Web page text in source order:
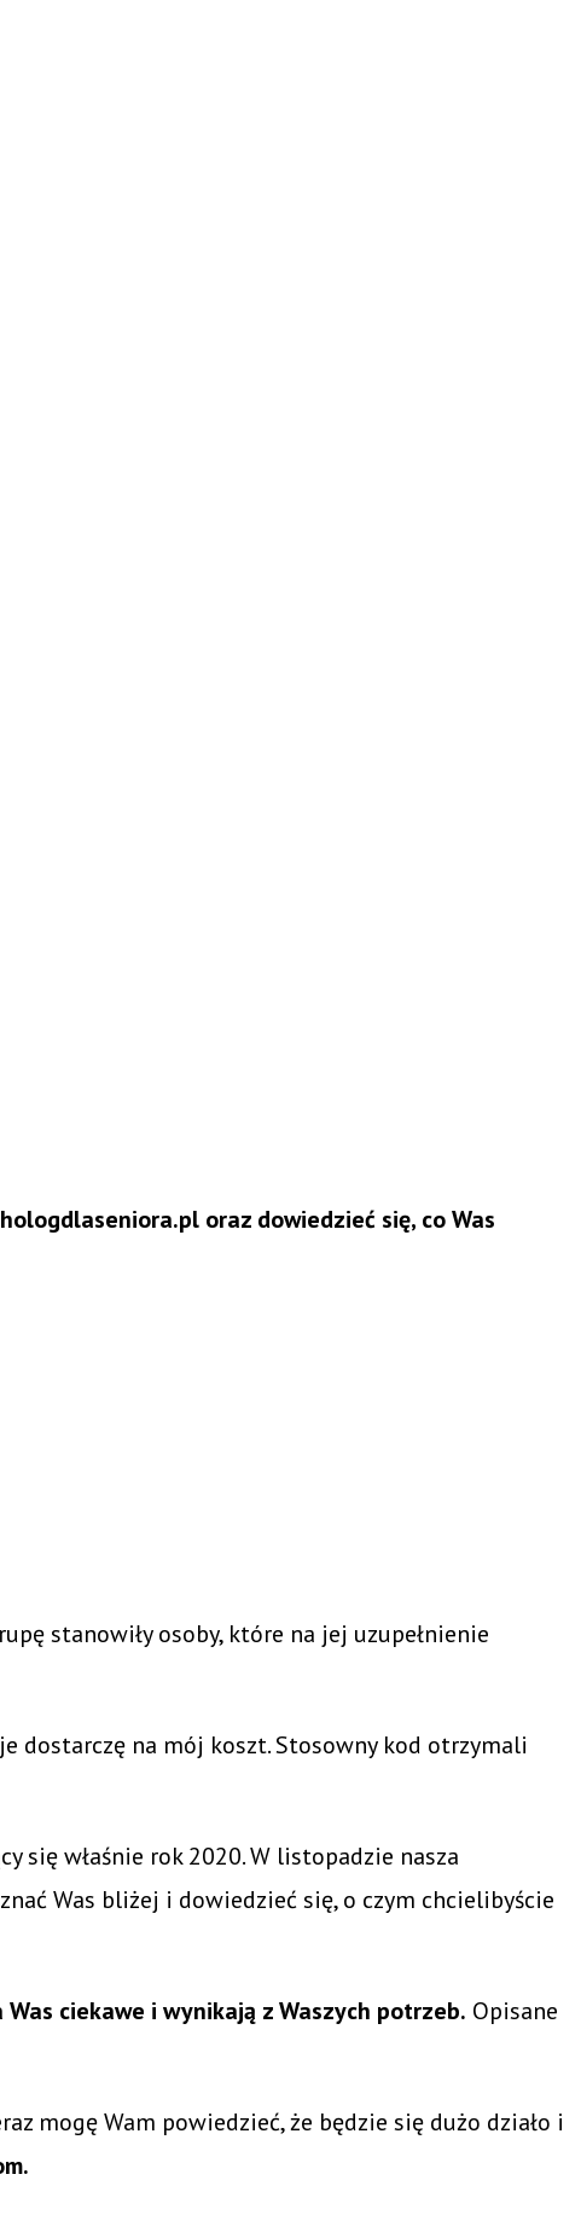
oraz dowiedzieć się, co Was
stanowiły osoby, które na jej uzupełnienie
dostarczę na mój koszt. Stosowny kod otrzymali
się właśnie rok 2020. W listopadzie nasza
Was bliżej i dowiedzieć się, o czym chcielibyście
ciekawe i wynikają z Waszych potrzeb. Opisane
mogę Wam powiedzieć, że będzie się dużo działo i